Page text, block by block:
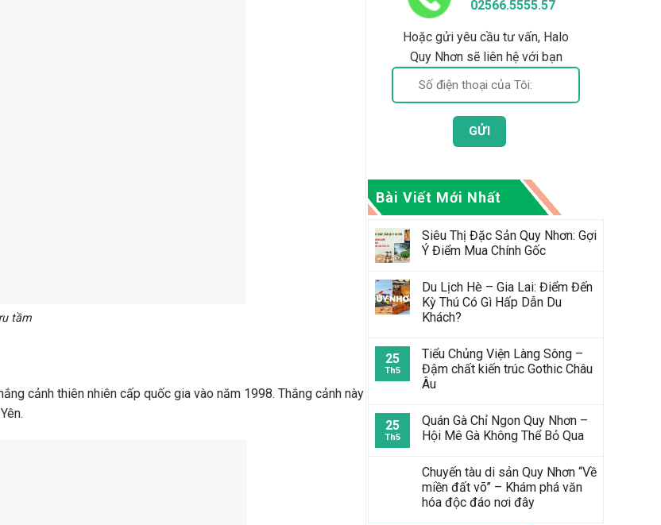
tầm
cảnh thiên nhiên cấp quốc gia vào năm 1998. Thắng cảnh này
02566.5555.57
Hoặc gửi yêu cầu tư vấn, Halo
Quy Nhơn sẽ liên hệ với bạn
Bài Viết Mới Nhất
Siêu Thị Đặc Sản Quy Nhơn: Gợi
Ý Điểm Mua Chính Gốc
Du Lịch Hè – Gia Lai: Điểm Đến
Kỳ Thú Có Gì Hấp Dẫn Du
Khách?
25
Th5
Tiểu Chủng Viện Làng Sông –
Đậm chất kiến trúc Gothic Châu
Âu
25
Th5
Quán Gà Chỉ Ngon Quy Nhơn –
Hội Mê Gà Không Thể Bỏ Qua
Chuyến tàu di sản Quy Nhơn “Về
miền đất võ” – Khám phá văn
hóa độc đáo nơi đây